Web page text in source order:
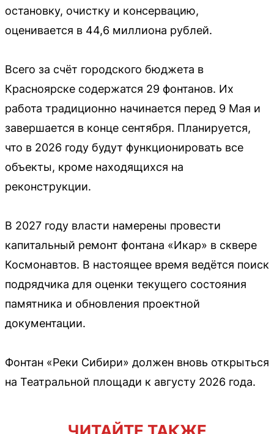
остановку, очистку и консервацию,
оценивается в 44,6 миллиона рублей.
Всего за счёт городского бюджета в
Красноярске содержатся 29 фонтанов. Их
работа традиционно начинается перед 9 Мая и
завершается в конце сентября. Планируется,
что в 2026 году будут функционировать все
объекты, кроме находящихся на
реконструкции.
В 2027 году власти намерены провести
капитальный ремонт фонтана «Икар» в сквере
Космонавтов. В настоящее время ведётся поиск
подрядчика для оценки текущего состояния
памятника и обновления проектной
документации.
Фонтан «Реки Сибири» должен вновь открыться
на Театральной площади к августу 2026 года.